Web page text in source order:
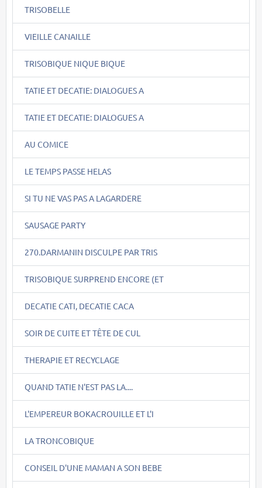
TRISOBELLE
VIEILLE CANAILLE
TRISOBIQUE NIQUE BIQUE
TATIE ET DECATIE: DIALOGUES A
TATIE ET DECATIE: DIALOGUES A
AU COMICE
LE TEMPS PASSE HELAS
SI TU NE VAS PAS A LAGARDERE
SAUSAGE PARTY
270.DARMANIN DISCULPE PAR TRIS
TRISOBIQUE SURPREND ENCORE (ET
DECATIE CATI, DECATIE CACA
SOIR DE CUITE ET TÊTE DE CUL
THERAPIE ET RECYCLAGE
QUAND TATIE N'EST PAS LA....
L'EMPEREUR BOKACROUILLE ET L'I
LA TRONCOBIQUE
CONSEIL D'UNE MAMAN A SON BEBE